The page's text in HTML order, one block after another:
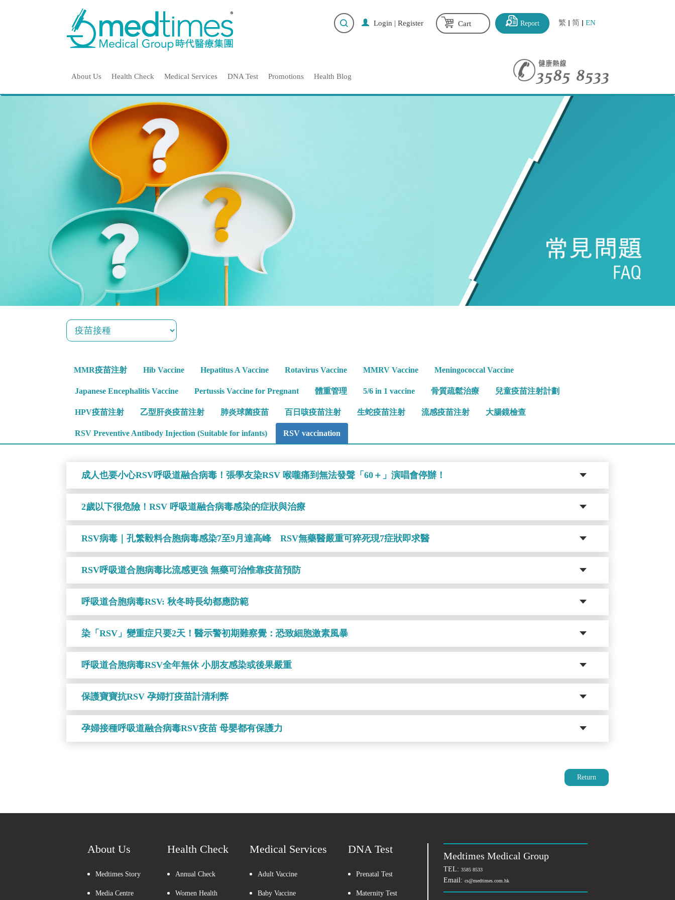
繁 简 EN
Report
Cart
Login | Register
About Us Health Check Medical Services DNA Test Promotions Health Blog
MMR疫苗注射 Hib Vaccine Hepatitus A Vaccine Rotavirus Vaccine MMRV Vaccine Meningococcal Vaccine
Japanese Encephalitis Vaccine Pertussis Vaccine for Pregnant 體重管理 5/6 in 1 vaccine 骨質疏鬆治療 兒童疫苗注射計劃
HPV疫苗注射 乙型肝炎疫苗注射 肺炎球菌疫苗 百日咳疫苗注射 生蛇疫苗注射 流感疫苗注射 大腸鏡檢查
RSV Preventive Antibody Injection (Suitable for infants) RSV vaccination
成人也要小心RSV呼吸道融合病毒！張學友染RSV 喉嚨痛到無法發聲「60＋」演唱會停辦！
2歲以下很危險！RSV 呼吸道融合病毒感染的症狀與治療
RSV病毒｜孔繁毅料合胞病毒感染7至9月達高峰 RSV無藥醫嚴重可猝死現7症狀即求醫
RSV呼吸道合胞病毒比流感更強 無藥可治惟靠疫苗預防
呼吸道合胞病毒RSV: 秋冬時長幼都應防範
染「RSV」變重症只要2天！醫示警初期難察覺：恐致細胞激素風暴
呼吸道合胞病毒RSV全年無休 小朋友感染或後果嚴重
保護寶寶抗RSV 孕婦打疫苗計清利弊
孕婦接種呼吸道融合病毒RSV疫苗 母嬰都有保護力
Return
About Us
Medtimes Story
Media Centre
Health Check
Annual Check
Women Health
Medical Services
Adult Vaccine
Baby Vaccine
DNA Test
Prenatal Test
Maternity Test
Medtimes Medical Group
TEL:3585 8533
Email:cs@medtimes.com.hk